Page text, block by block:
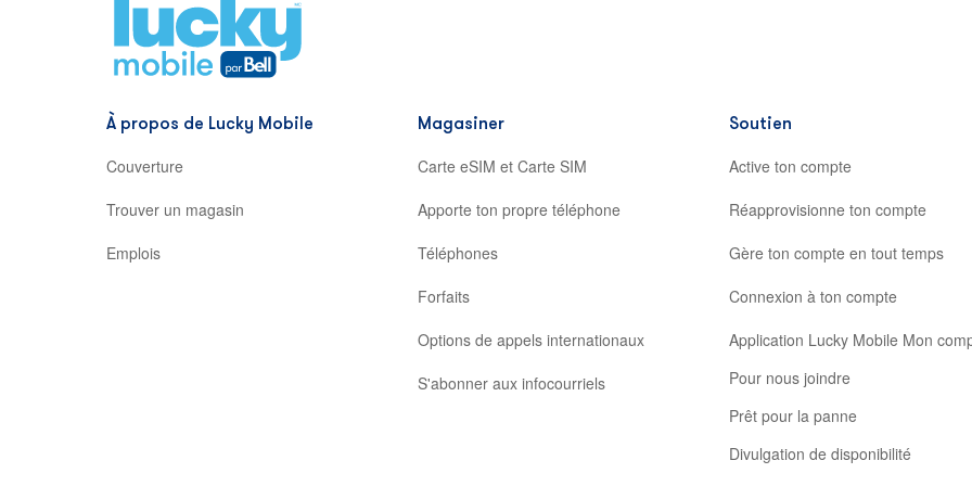
opens
in
new
À propos de Lucky Mobile
Couverture
Trouver un magasin
Emplois
Magasiner
Carte eSIM et Carte SIM
Apporte ton propre téléphone
Téléphones
Forfaits
Options de appels internationaux
S'abonner aux infocourriels
Soutien
Active ton compte
Réapprovisionne ton compte
Gère ton compte en tout temps
Connexion à ton compte
Application Lucky Mobile Mon
Pour nous joindre
Prêt pour la panne
Divulgation de disponibilité